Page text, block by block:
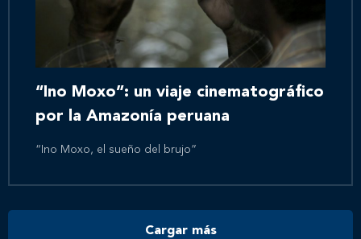
Inicio
Nosotros
“Ino Moxo”: un viaje cinematográfico
por la Amazonía peruana
“Ino Moxo, el sueño del brujo”
Cargar más